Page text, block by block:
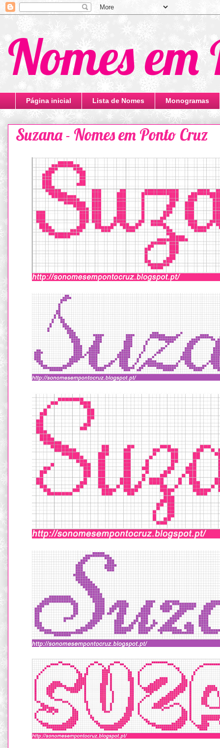
Nomes
Página inicial Lista de Nomes Monogramas
Suzana - Nomes em Ponto Cruz